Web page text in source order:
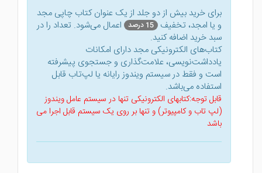
برای خرید بیش از دو جلد از یک عنوان کتاب‌ چاپی مجد
و یا امجد، تخفیف 15 درصد
اعمال می‌شود. تعداد را در
سبد خرید اضافه کنید.
کتاب‌های الکترونیکی مجد دارای امکانات
یادداشت‌نویسی، علامت‌گذاری و جستجوی پیشرفته
است و فقط در سیستم ویندوز رایانه یا لپ‌تاب قابل
استفاده می‌باشد.
قابل توجه:کتابهای الکترونیکی تنها در سیستم عامل ویندوز
(لپ تاب و کامپیوتر) و تنها بر روی یک سیستم قابل اجرا می
باشد